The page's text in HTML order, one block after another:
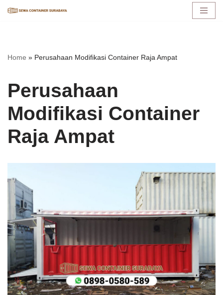
konten
Home » Perusahaan Modifikasi Container Raja Ampat
Perusahaan
Modifikasi Container
Raja Ampat